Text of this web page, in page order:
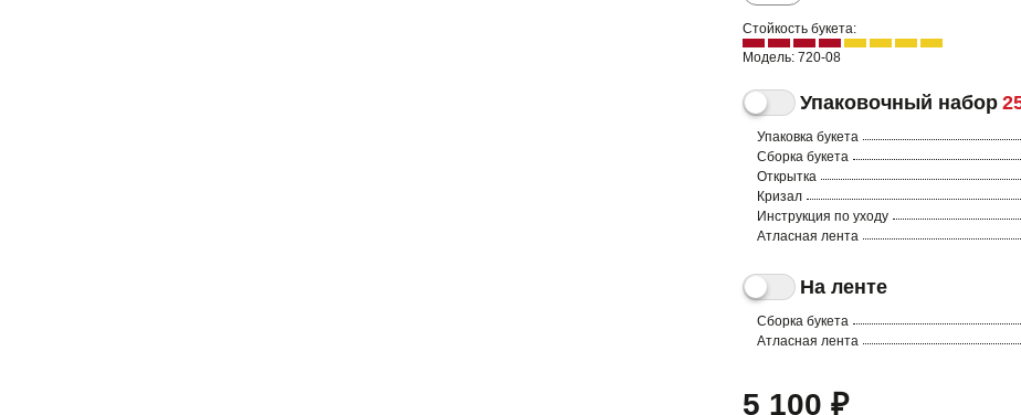
Стойкость букета:
Модель: 720-08
Упаковочный набор
Упаковка букета
Сборка букета
Открытка
Кризал
Инструкция по уходу
Атласная лента
На ленте
Сборка букета
Атласная лента
5 100 ₽